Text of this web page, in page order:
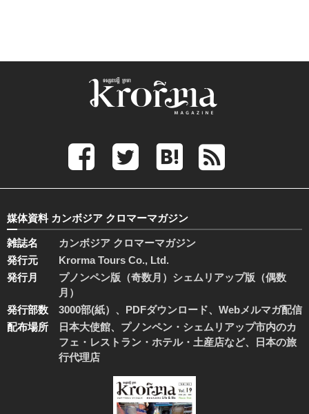
媒体資料 カンボジア クロマーマガジン
雑誌名
カンボジア クロマーマガジン
発行元
Krorma Tours Co., Ltd.
発行月
プノンペン版（奇数月）シェムリアップ版（偶数
月）
発行部数
3000部(紙）、PDFダウンロード、Webメルマガ配信
配布場所
日本大使館、プノンペン・シェムリアップ市内のカ
フェ・レストラン・ホテル・土産店など、日本の旅
行代理店